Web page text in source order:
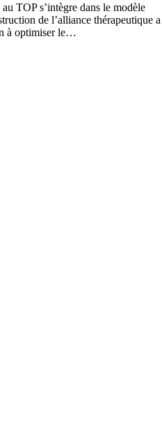
TOP s’intègre dans le modèle
de l’alliance thérapeutique a
à optimiser le…